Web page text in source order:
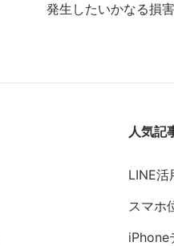
発生したいかなる損
人気記
LINE活
スマホ
iPhone